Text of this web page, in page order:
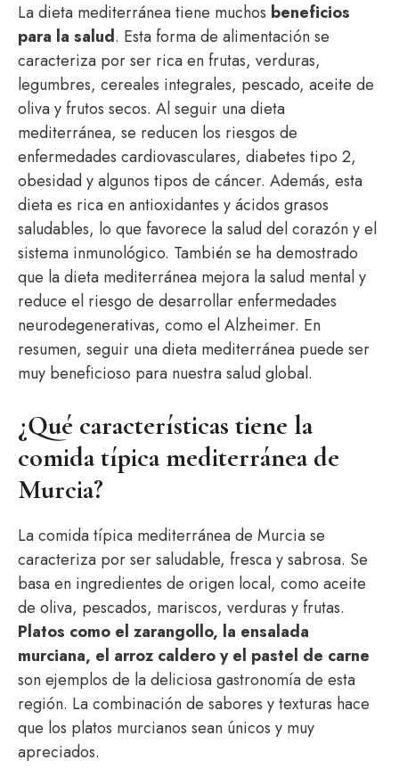
La dieta mediterránea tiene muchos beneficios
para la salud. Esta forma de alimentación se
caracteriza por ser rica en frutas, verduras,
legumbres, cereales integrales, pescado, aceite de
oliva y frutos secos. Al seguir una dieta
mediterránea, se reducen los riesgos de
enfermedades cardiovasculares, diabetes tipo 2,
obesidad y algunos tipos de cáncer. Además, esta
dieta es rica en antioxidantes y ácidos grasos
saludables, lo que favorece la salud del corazón y el
sistema inmunológico. También se ha demostrado
que la dieta mediterránea mejora la salud mental y
reduce el riesgo de desarrollar enfermedades
neurodegenerativas, como el Alzheimer. En
resumen, seguir una dieta mediterránea puede ser
muy beneficioso para nuestra salud global.
¿Qué características tiene la
comida típica mediterránea de
Murcia?
La comida típica mediterránea de Murcia se
caracteriza por ser saludable, fresca y sabrosa. Se
basa en ingredientes de origen local, como aceite
de oliva, pescados, mariscos, verduras y frutas.
Platos como el zarangollo, la ensalada
murciana, el arroz caldero y el pastel de carne
son ejemplos de la deliciosa gastronomía de esta
región. La combinación de sabores y texturas hace
que los platos murcianos sean únicos y muy
apreciados.